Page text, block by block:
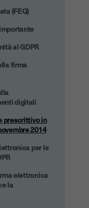
(FEQ)
al GDPR
firma
digitali
prescrittivo in
2014
per le
elettronica
la